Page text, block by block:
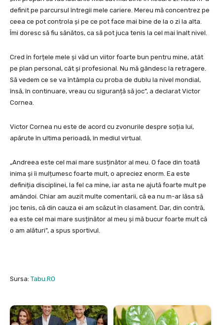
definit pe parcursul întregii mele cariere. Mereu mă concentrez pe
ceea ce pot controla și pe ce pot face mai bine de la o zi la alta.
Îmi doresc să fiu sănătos, ca să pot juca tenis la cel mai înalt nivel.
Cred în forțele mele și văd un viitor foarte bun pentru mine, atât
pe plan personal, cât și profesional. Nu mă gândesc la retragere.
Să vedem ce se va întâmpla cu proba de dublu la nivel mondial,
însă, în continuare, vreau cu siguranță să joc”, a declarat Victor
Cornea.
Victor Cornea nu este de acord cu zvonurile despre soția lui,
apărute în ultima perioadă, în mediul virtual.
„Andreea este cel mai mare susținător al meu. O face din toată
inima și îi mulțumesc foarte mult, o apreciez enorm. Ea este
definiția disciplinei, la fel ca mine, iar asta ne ajută foarte mult pe
amândoi. Chiar am auzit multe comentarii, că ea nu m-ar lăsa să
joc tenis, că din cauza ei am scăzut în clasament. Dar, din contră,
ea este cel mai mare susținător al meu și mă bucur foarte mult că
o am alături”, a spus sportivul.
Sursa: Tabu.RO